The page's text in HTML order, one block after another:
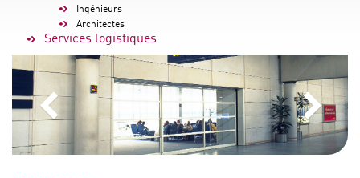
Ingénieurs
Architectes
Services logistiques